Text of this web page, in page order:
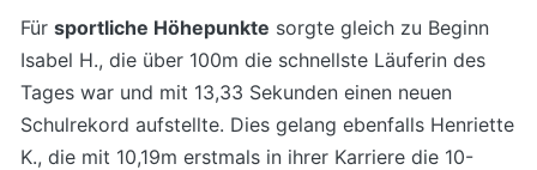
Für sportliche Höhepunkte sorgte gleich zu Beginn
Isabel H., die über 100m die schnellste Läuferin des
Tages war und mit 13,33 Sekunden einen neuen
Schulrekord aufstellte. Dies gelang ebenfalls Henriette
K., die mit 10,19m erstmals in ihrer Karriere die 10-